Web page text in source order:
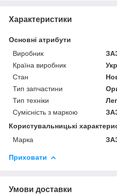
Характеристики
Основні атрибути
Виробник
Країна виробник
Стан
Тип запчастини
Тип техніки
Сумісність з маркою
Користувальницькі
Марка
Приховати
Умови доставки